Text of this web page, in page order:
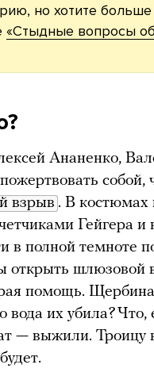
но хотите больше
«Стыдные вопросы
Ананенко,
взрыв . В костюмах
Гейгера и
в полной темноте
открыть шлюзовой
помощь.
вода их убила?
— выжили. Троицу